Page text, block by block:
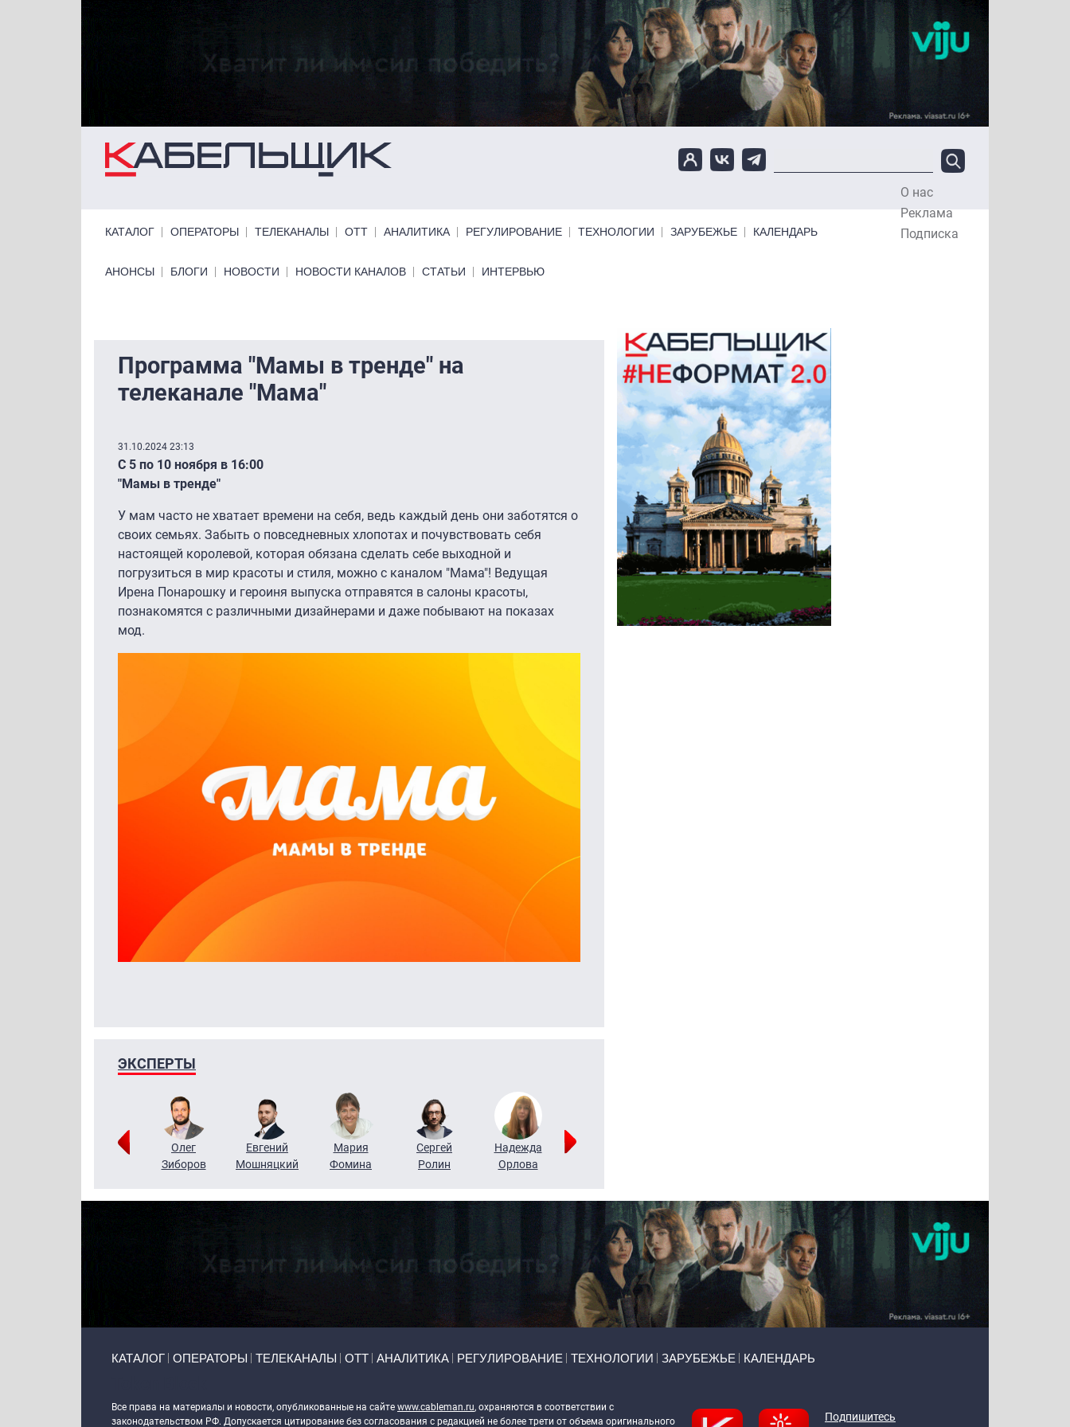
О нас
Реклама
Подписка
КАТАЛОГ ОПЕРАТОРЫ ТЕЛЕКАНАЛЫ ОТТ АНАЛИТИКА РЕГУЛИРОВАНИЕ ТЕХНОЛОГИИ ЗАРУБЕЖЬЕ КАЛЕНДАРЬ
Primary links bottom
АНОНСЫ БЛОГИ НОВОСТИ НОВОСТИ КАНАЛОВ СТАТЬИ ИНТЕРВЬЮ
Программа "Мамы в тренде" на
телеканале "Мама"
31.10.2024 23:13
С 5 по 10 ноября в 16:00
"Мамы в тренде"
У мам часто не хватает времени на себя, ведь каждый день они заботятся о
своих семьях. Забыть о повседневных хлопотах и почувствовать себя
настоящей королевой, которая обязана сделать себе выходной и
погрузиться в мир красоты и стиля, можно с каналом "Мама"! Ведущая
Ирена Понарошку и героиня выпуска отправятся в салоны красоты,
познакомятся с различными дизайнерами и даже побывают на показах
мод.
ЭКСПЕРТЫ
Григорий
Олег
Зиборов
Евгений
Мошняцкий
Мария
Фомина
Сергей
Ролин
Надежда
Орлова
КАТАЛОГ ОПЕРАТОРЫ ТЕЛЕКАНАЛЫ ОТТ АНАЛИТИКА РЕГУЛИРОВАНИЕ ТЕХНОЛОГИИ ЗАРУБЕЖЬЕ КАЛЕНДАРЬ
Все права на материалы и новости, опубликованные на сайте www.cableman.ru, охраняются в соответствии с
законодательством РФ. Допускается цитирование без согласования с редакцией не более трети от объема оригинального
Подпишитесь